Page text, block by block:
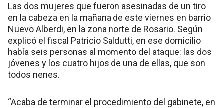
Las dos mujeres que fueron asesinadas de un tiro
en la cabeza en la mañana de este viernes en barrio
Nuevo Alberdi, en la zona norte de Rosario. Según
explicó el fiscal Patricio Saldutti, en ese domicilio
había seis personas al momento del ataque: las dos
jóvenes y los cuatro hijos de una de ellas, que son
todos nenes.
“Acaba de terminar el procedimiento del gabinete, en